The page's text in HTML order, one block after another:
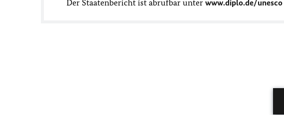
Der Staatenbericht ist abrufbar unter www.diplo.de/unesco